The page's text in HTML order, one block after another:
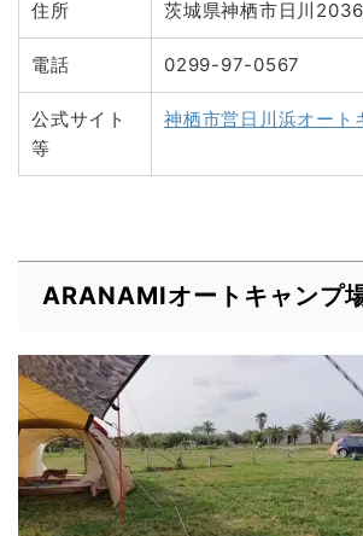
住所 茨城県神栖市日川
電話 0299-97-0567
公式サイト
等
神栖市営日川浜オート
ARANAMIオートキャンプ